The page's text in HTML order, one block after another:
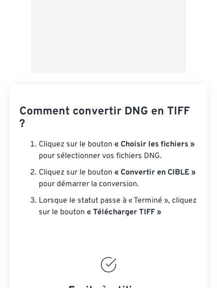
Comment convertir DNG en TIFF
?
Cliquez sur le bouton « Choisir les fichiers »
pour sélectionner vos fichiers DNG.
Cliquez sur le bouton « Convertir en CIBLE »
pour démarrer la conversion.
Lorsque le statut passe à « Terminé », cliquez
sur le bouton « Télécharger TIFF »